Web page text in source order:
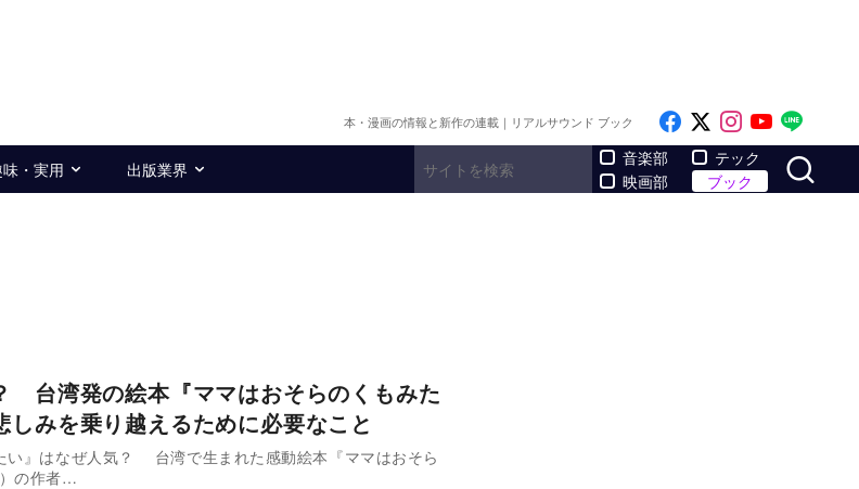
本・漫画の情報と新作の連載｜リアルサウンド ブック Like on Facebook
Follow on x
Follow on
Follow
味・実用 出版業界
音楽部
映画部
テック
ブック
台湾発の絵本『ママはおそらのくもみた
しみを乗り越えるために必要なこと
まれた感動絵本『ママはおそら
の作者…